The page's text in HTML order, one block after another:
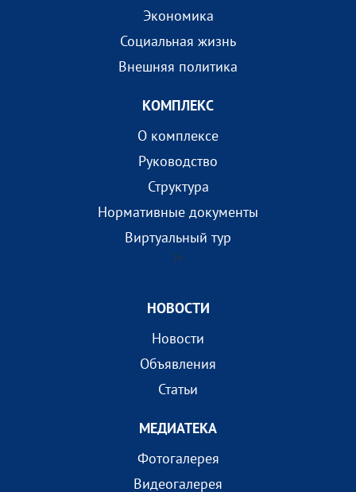
Экономика
Социальная жизнь
Внешняя политика
КОМПЛEКС
О комплексе
Руководство
Структура
Нормативные документы
Виртуальный тур
?>
НОВОСТИ
Новости
Объявления
Статьи
МEДИАТEКА
Фотогалерея
Видеогалерея